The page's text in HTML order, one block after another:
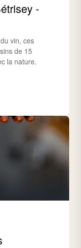
-
vin, ces
de 15
la nature.